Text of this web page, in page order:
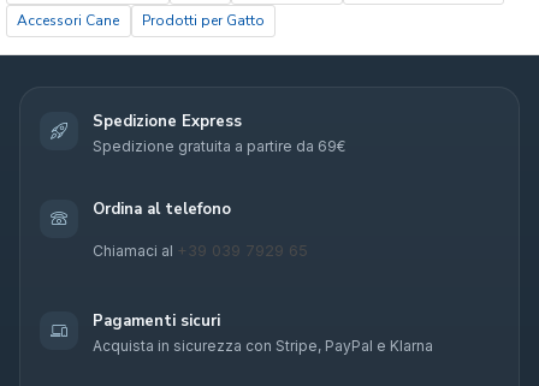
Accessori Cane
Prodotti per Gatto
Spedizione Express
Spedizione gratuita a partire da 69€
Ordina al telefono
Chiamaci al +39 039 7929 65
Pagamenti sicuri
Acquista in sicurezza con Stripe, PayPal e Klarna